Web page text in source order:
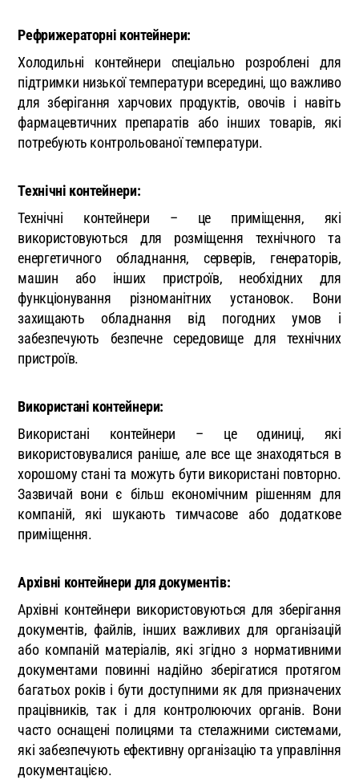
Рефрижераторні контейнери:
Холодильні контейнери спеціально розроблені для
підтримки низької температури всередині, що важливо
для зберігання харчових продуктів, овочів і навіть
фармацевтичних препаратів або інших товарів, які
потребують контрольованої температури.
Технічні контейнери:
Технічні контейнери – це приміщення, які
використовуються для розміщення технічного та
енергетичного обладнання, серверів, генераторів,
машин або інших пристроїв, необхідних для
функціонування різноманітних установок. Вони
захищають обладнання від погодних умов і
забезпечують безпечне середовище для технічних
пристроїв.
Використані контейнери:
Використані контейнери – це одиниці, які
використовувалися раніше, але все ще знаходяться в
хорошому стані та можуть бути використані повторно.
Зазвичай вони є більш економічним рішенням для
компаній, які шукають тимчасове або додаткове
приміщення.
Архівні контейнери для документів:
Архівні контейнери використовуються для зберігання
документів, файлів, інших важливих для організацій
або компаній матеріалів, які згідно з нормативними
документами повинні надійно зберігатися протягом
багатьох років і бути доступними як для призначених
працівників, так і для контролюючих органів. Вони
часто оснащені полицями та стелажними системами,
які забезпечують ефективну організацію та управління
документацією.